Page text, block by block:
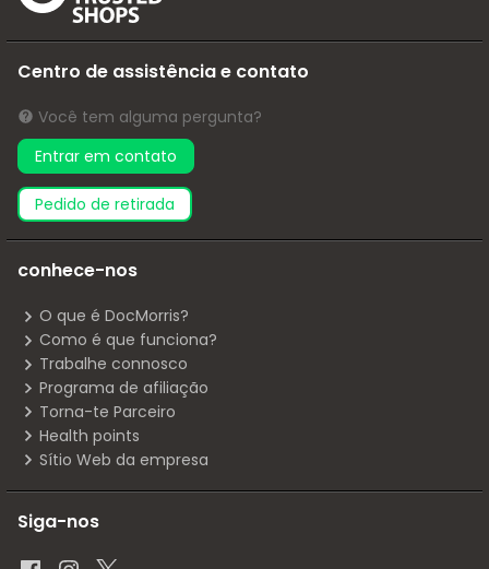
Centro de assistência e contato
Você tem alguma pergunta?
Entrar em contato
pedido de retirada
conhece-nos
O que é DocMorris?
Como é que funciona?
Trabalhe connosco
Programa de afiliação
Torna-te Parceiro
Health points
Sítio Web da empresa
Siga-nos